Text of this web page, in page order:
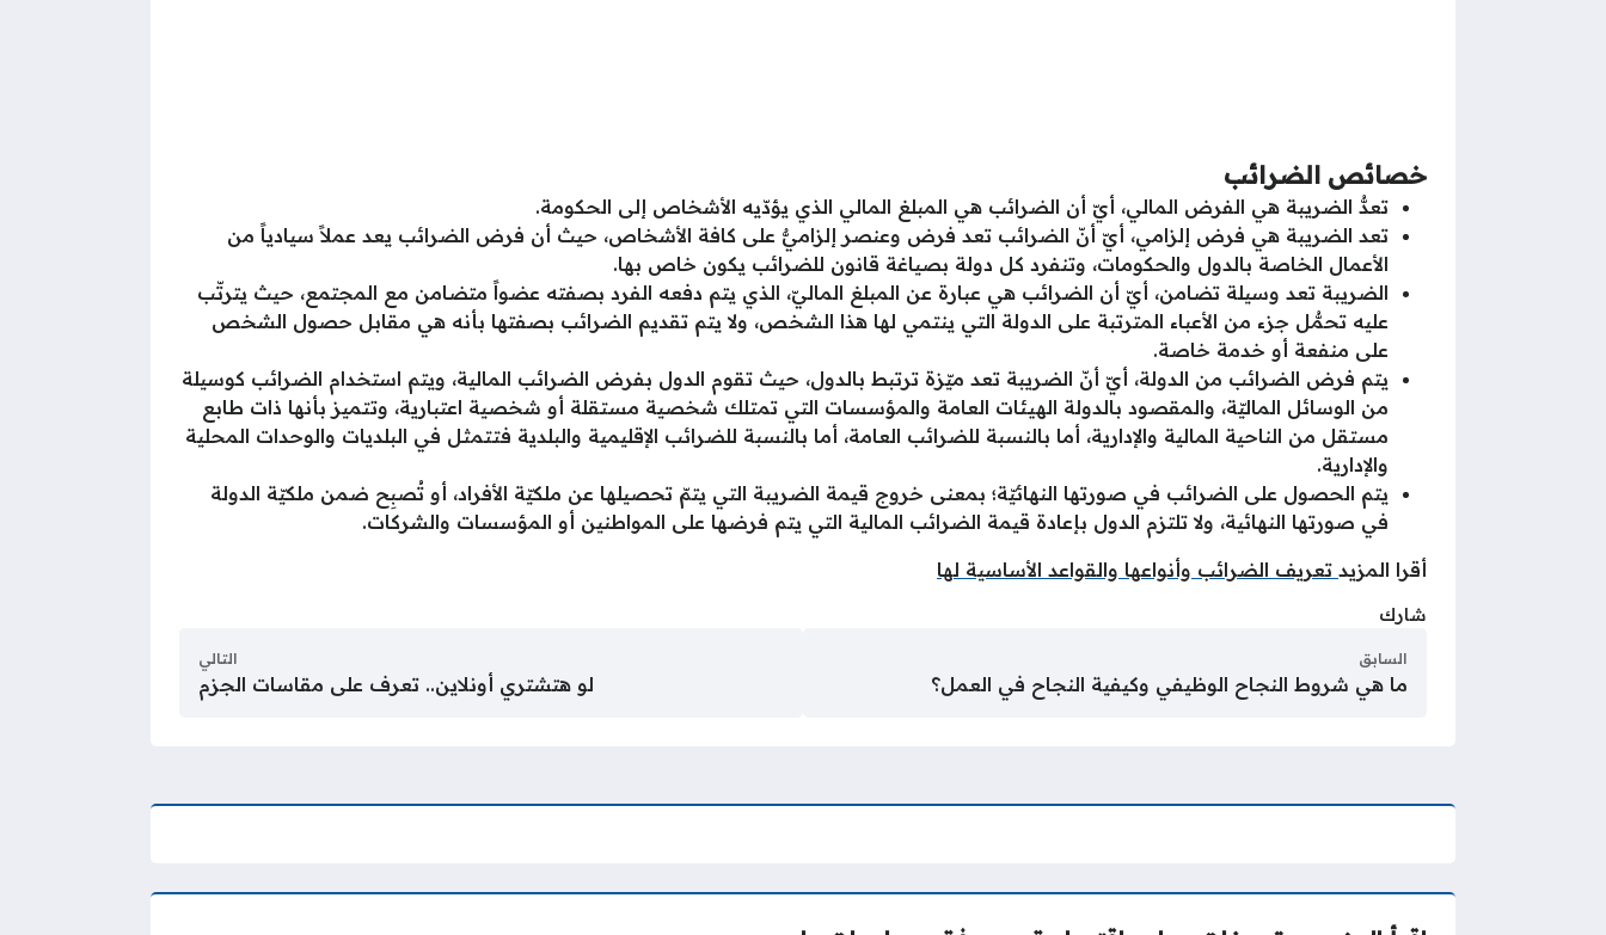
خصائص الضرائب
تعدُّ الضريبة هي الفرض المالي، أيّ أن الضرائب هي المبلغ المالي الذي يؤدّيه الأشخاص إلى الحكومة.
تعد الضريبة هي فرض إلزامي، أيّ أنّ الضرائب تعد فرض وعنصر إلزاميٌّ على كافة الأشخاص، حيث أن فرض الضرائب يعد عملاً سيادياً من
الأعمال الخاصة بالدول والحكومات، وتنفرد كل دولة بصياغة قانون للضرائب يكون خاص بها.
الضريبة تعد وسيلة تضامن، أيّ أن الضرائب هي عبارة عن المبلغ الماليّ، الذي يتم دفعه الفرد بصفته عضواً متضامن مع المجتمع، حيث يترتّب
عليه تحمُّل جزء من الأعباء المترتبة على الدولة التي ينتمي لها هذا الشخص، ولا يتم تقديم الضرائب بصفتها بأنه هي مقابل حصول الشخص
على منفعة أو خدمة خاصة.
يتم فرض الضرائب من الدولة، أيّ أنّ الضريبة تعد ميّزة ترتبط بالدول، حيث تقوم الدول بفرض الضرائب المالية، ويتم استخدام الضرائب كوسيلة
من الوسائل الماليّة، والمقصود بالدولة الهيئات العامة والمؤسسات التي تمتلك شخصية مستقلة أو شخصية اعتبارية، وتتميز بأنها ذات طابع
مستقل من الناحية المالية والإدارية، أما بالنسبة للضرائب العامة، أما بالنسبة للضرائب الإقليمية والبلدية فتتمثل في البلديات والوحدات المحلية
والإدارية.
يتم الحصول على الضرائب في صورتها النهائيّة؛ بمعنى خروج قيمة الضريبة التي يتمّ تحصيلها عن ملكيّة الأفراد، أو تُصبِح ضمن ملكيّة الدولة
في صورتها النهائية، ولا تلتزم الدول بإعادة قيمة الضرائب المالية التي يتم فرضها على المواطنين أو المؤسسات والشركات.
أقرا المزيد تعريف الضرائب وأنواعها والقواعد الأساسية لها
شارك
السابق
ما هي شروط النجاح الوظيفي وكيفية النجاح في العمل؟
التالي
لو هتشتري أونلاين.. تعرف على مقاسات الجزم